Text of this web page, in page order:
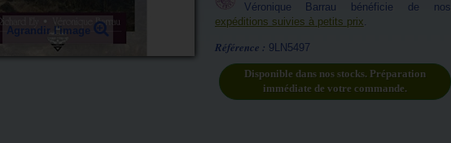
Agrandir l'image
Véronique Barrau bénéficie de nos
expéditions suivies à petits prix.
Référence : 9LN5497
Disponible dans nos stocks. Préparation
immédiate de votre commande.